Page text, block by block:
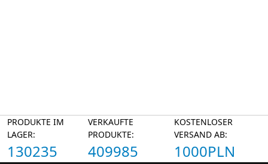
PRODUKTE IM
LAGER:
130235
VERKAUFTE
PRODUKTE:
409985
KOSTENLOSER
VERSAND AB:
1000PLN